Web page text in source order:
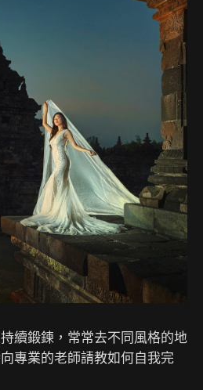
續鍛鍊，常常去不同風格的地
專業的老師請教如何自我完